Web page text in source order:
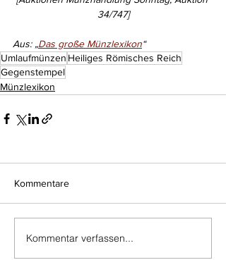
34/747]
Aus: „Das große Münzlexikon“
Umlaufmünzen Heiliges Römisches Reich
Gegenstempel
Münzlexikon
Kommentare
Kommentar verfassen...